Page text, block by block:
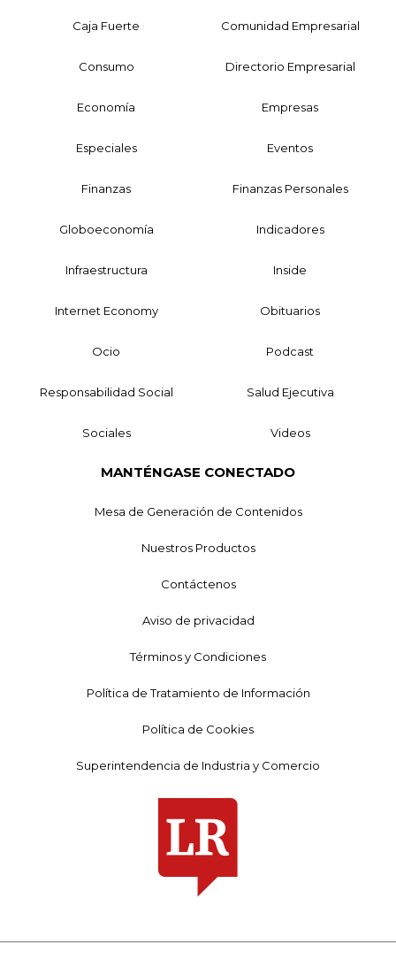
Caja Fuerte Comunidad Empresarial
Consumo Directorio Empresarial
Economía Empresas
Especiales Eventos
Finanzas Finanzas Personales
Globoeconomía Indicadores
Infraestructura Inside
Internet Economy Obituarios
Ocio Podcast
Responsabilidad Social Salud Ejecutiva
Sociales Videos
MANTÉNGASE CONECTADO
Mesa de Generación de Contenidos
Nuestros Productos
Contáctenos
Aviso de privacidad
Términos y Condiciones
Política de Tratamiento de Información
Política de Cookies
Superintendencia de Industria y Comercio